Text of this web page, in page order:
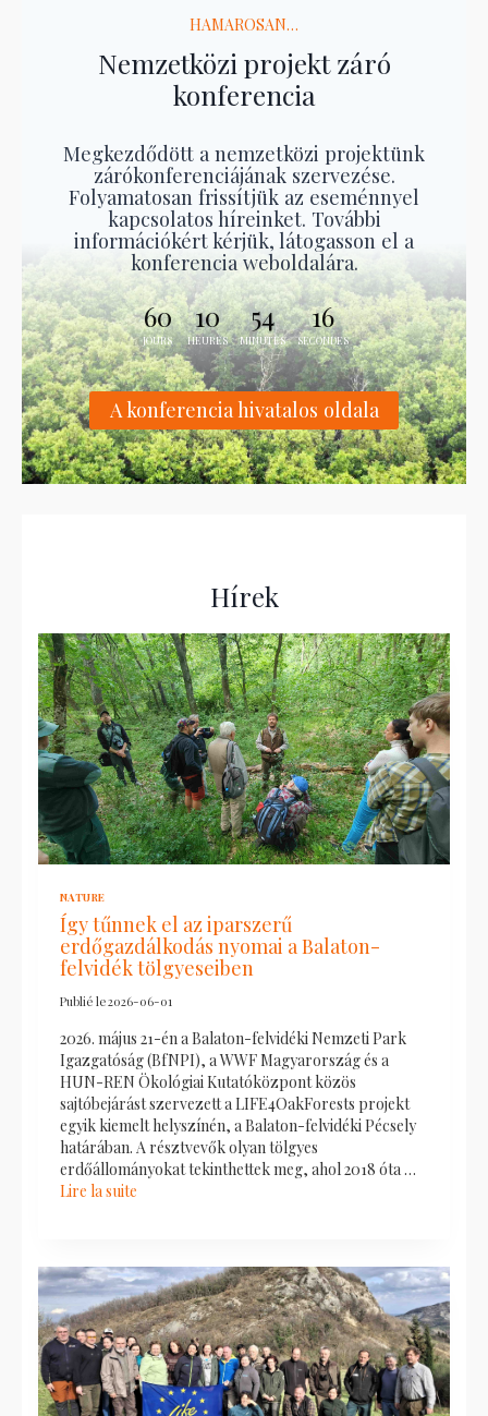
HAMAROSAN…
Nemzetközi projekt záró
konferencia
Megkezdődött a nemzetközi projektünk
zárókonferenciájának szervezése.
Folyamatosan frissítjük az eseménnyel
kapcsolatos híreinket. További
információkért kérjük, látogasson el a
konferencia weboldalára.
60
JOURS
10
HEURES
54
MINUTES
15
SECONDES
A konferencia hivatalos oldala
Hírek
NATURE
Így tűnnek el az iparszerű
erdőgazdálkodás nyomai a Balaton-
felvidék tölgyeseiben
Publié le2026-06-01
2026. május 21-én a Balaton-felvidéki Nemzeti Park
Igazgatóság (BfNPI), a WWF Magyarország és a
HUN-REN Ökológiai Kutatóközpont közös
sajtóbejárást szervezett a LIFE4OakForests projekt
egyik kiemelt helyszínén, a Balaton-felvidéki Pécsely
határában. A résztvevők olyan tölgyes
erdőállományokat tekinthettek meg, ahol 2018 óta …
Lire la suite